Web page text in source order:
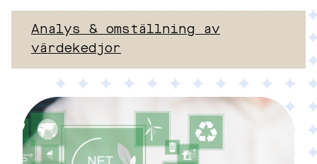
Analys & omställning av
värdekedjor